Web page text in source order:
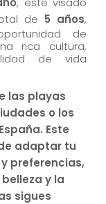
de 5 años,
de
rica cultura,
de vida
las playas
o los
Este
adaptar tu
preferencias,
y la
sigues